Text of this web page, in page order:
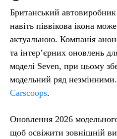
Британський
навіть піввікова ікона
актуальною. Компанія
та інтер’єрних оновлень
моделі Seven, при цьому
модельний ряд
Carscoops.
Оновлення 2026
щоб освіжити зовнішній